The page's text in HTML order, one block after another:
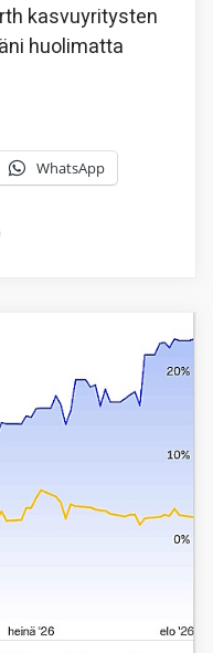
kasvuyritysten
huolimatta
WhatsApp